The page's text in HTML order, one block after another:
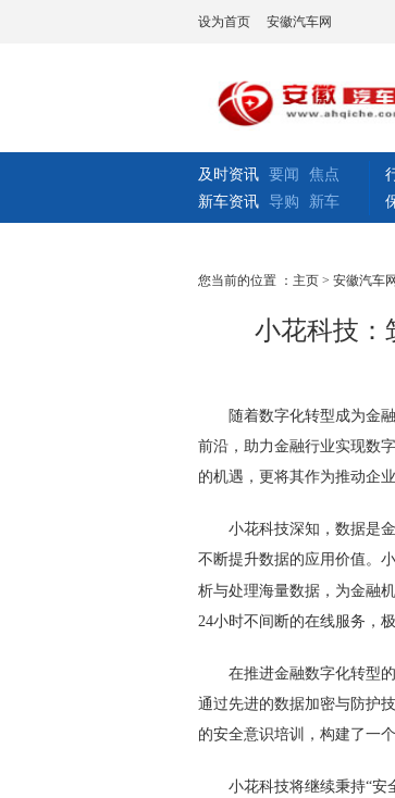
设为首页 安徽汽车网
及时资讯 要闻
焦点
新车资讯 导购 新车
您当前的位置 ： 主页 > 安徽汽车网
小花科技：
随着数字化转型成为金
前沿，助力金融行业实现数
的机遇，更将其作为推动企
小花科技深知，数据是
不断提升数据的应用价值。
析与处理海量数据，为金融
24小时不间断的在线服务，
在推进金融数字化转型
通过先进的数据加密与防护
的安全意识培训，构建了一
小花科技将继续秉持“安